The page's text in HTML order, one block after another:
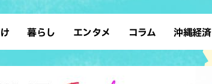
沖縄そば ドライブ
暮らし
レシピ SDGs
エンタメ
スポーツ 占い
コラム 沖縄経済